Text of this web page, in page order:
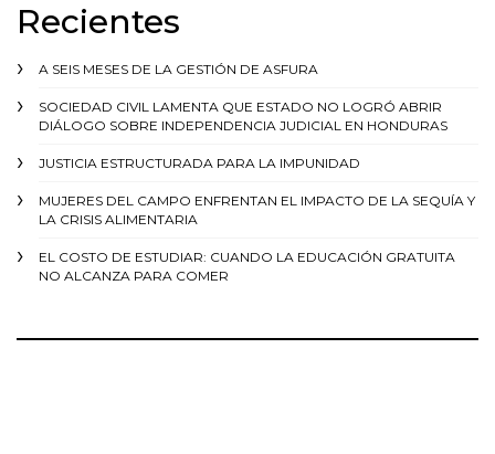
Recientes
A SEIS MESES DE LA GESTIÓN DE ASFURA
SOCIEDAD CIVIL LAMENTA QUE ESTADO NO LOGRÓ ABRIR
DIÁLOGO SOBRE INDEPENDENCIA JUDICIAL EN HONDURAS
JUSTICIA ESTRUCTURADA PARA LA IMPUNIDAD
MUJERES DEL CAMPO ENFRENTAN EL IMPACTO DE LA SEQUÍA Y
LA CRISIS ALIMENTARIA
EL COSTO DE ESTUDIAR: CUANDO LA EDUCACIÓN GRATUITA
NO ALCANZA PARA COMER